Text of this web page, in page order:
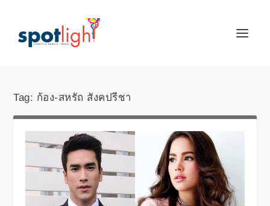
Tag: ก้อง-สหรัถ สังคปรีชา